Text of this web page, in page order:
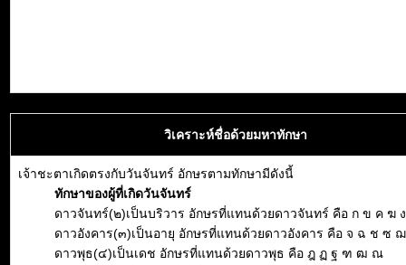
วิเคราะห์ชื่อด้วยมหาทักษา
เจ้าชะตาเกิดตรงกับวันจันทร์ อักษรตามทักษามีดังนี้
ทักษาของผู้ที่เกิดวันจันทร์
ดาวจันทร์(๒)เป็นบริวาร อักษรที่แทนด้วยดาวจันทร์ คือ ก ข ค ฆ ง
ดาวอังคาร(๓)เป็นอายุ อักษรที่แทนด้วยดาวอังคาร คือ จ ฉ ช ซ
ดาวพุธ(๔)เป็นเดช อักษรที่แทนด้วยดาวพุธ คือ ฎ ฏ ฐ ฑ ฒ ณ